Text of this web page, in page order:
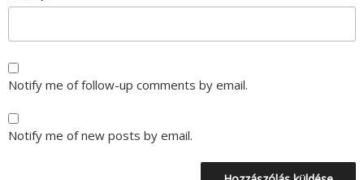
Notify me of follow-up comments by email.
Notify me of new posts by email.